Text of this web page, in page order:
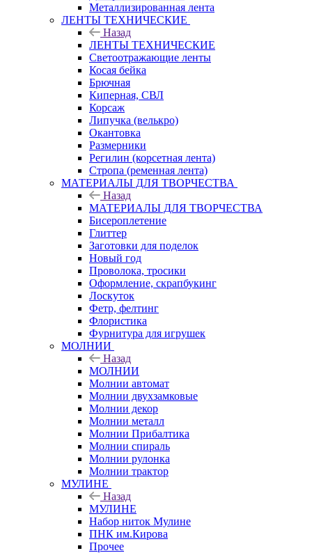
Металлизированная лента
ЛЕНТЫ ТЕХНИЧЕСКИЕ
Назад
ЛЕНТЫ ТЕХНИЧЕСКИЕ
Светоотражающие ленты
Косая бейка
Брючная
Киперная, СВЛ
Корсаж
Липучка (велькро)
Окантовка
Размерники
Регилин (корсетная лента)
Стропа (ременная лента)
МАТЕРИАЛЫ ДЛЯ ТВОРЧЕСТВА
Назад
МАТЕРИАЛЫ ДЛЯ ТВОРЧЕСТВА
Бисероплетение
Глиттер
Заготовки для поделок
Новый год
Проволока, тросики
Оформление, скрапбукинг
Лоскуток
Фетр, фелтинг
Флористика
Фурнитура для игрушек
МОЛНИИ
Назад
МОЛНИИ
Молнии автомат
Молнии двухзамковые
Молнии декор
Молнии металл
Молнии Прибалтика
Молнии спираль
Молнии рулонка
Молнии трактор
МУЛИНЕ
Назад
МУЛИНЕ
Набор ниток Мулине
ПНК им.Кирова
Прочее